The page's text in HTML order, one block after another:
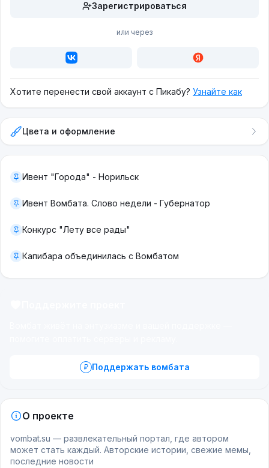
Зарегистрироваться
или через
Хотите перенести свой аккаунт с Пикабу? Узнайте как
Цвета и оформление
Ивент "Города" - Норильск
Ивент Вомбата. Слово недели - Губернатор
Конкурс "Лету все рады"
Капибара объединилась с Вомбатом
Поддержать вомбата
О проекте
vombat.su — развлекательный портал, где автором
может стать каждый. Авторские истории, свежие мемы,
последние новости